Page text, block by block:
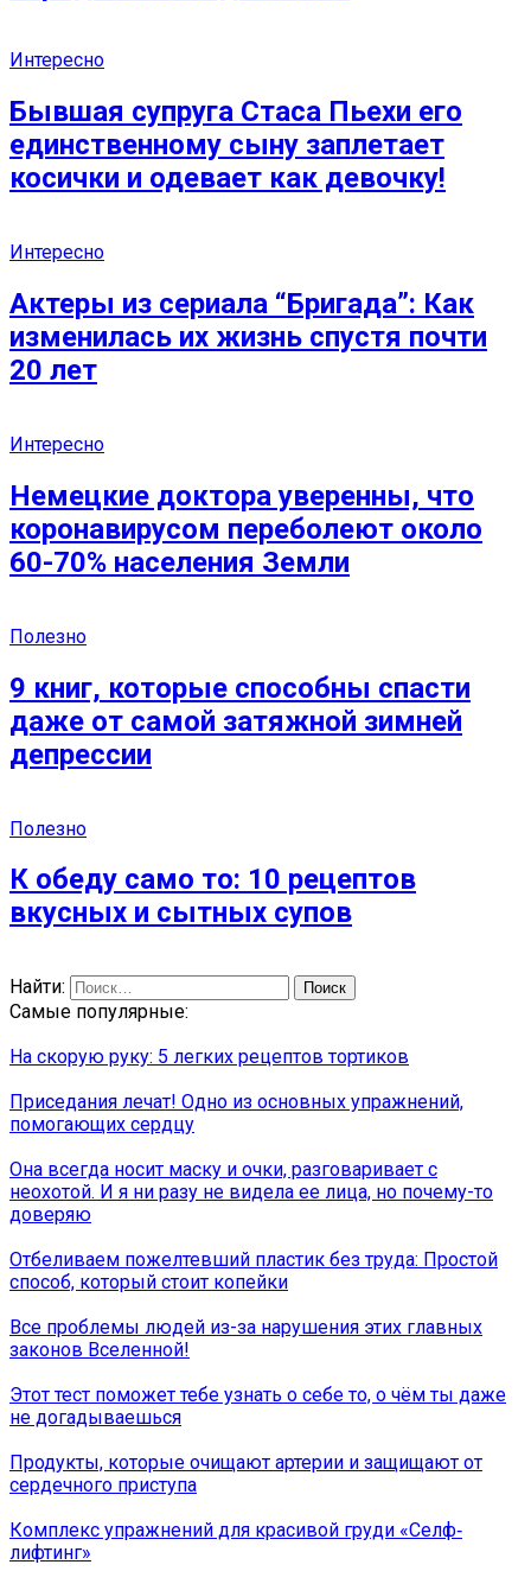
Интересно
Бывшая супруга Стаса Пьехи его
единственному сыну заплетает
косички и одевает как девочку!
Интересно
Актеры из сериала “Бригада”: Как
изменилась их жизнь спустя почти
20 лет
Интересно
Немецкие доктора уверенны, что
коронавирусом переболеют около
60-70% населения Земли
Полезно
9 книг, которые способны спасти
даже от самой затяжной зимней
депрессии
Полезно
К обеду само то: 10 рецептов
вкусных и сытных супов
Найти:
Самые популярные:
На скорую руку: 5 легких рецептов тортиков
Приседания лечат! Одно из основных упражнений,
помогающих сердцу
Она всегда носит маску и очки, разговаривает с
неохотой. И я ни разу не видела ее лица, но почему-то
доверяю
Отбеливаем пожелтевший пластик без труда: Простой
способ, который стоит копейки
Все проблемы людей из-за нарушения этих главных
законов Вселенной!
Этот тест поможет тебе узнать о себе то, о чём ты даже
не догадываешься
Продукты, которые очищают артерии и защищают от
сердечного приступа
Комплекс упражнений для красивой груди «Селф‐
лифтинг»